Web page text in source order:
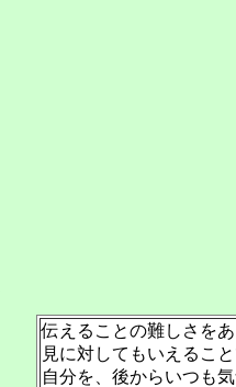
伝えることの難しさを
見に対してもいえるこ
自分を、後からいつも気